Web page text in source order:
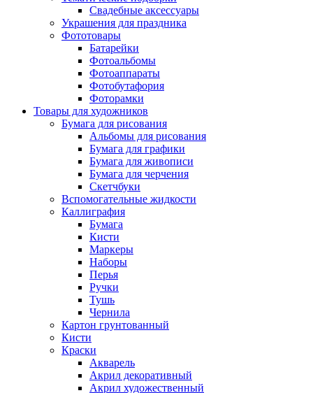
Свадебные аксессуары
Украшения для праздника
Фототовары
Батарейки
Фотоальбомы
Фотоаппараты
Фотобутафория
Фоторамки
Товары для художников
Бумага для рисования
Альбомы для рисования
Бумага для графики
Бумага для живописи
Бумага для черчения
Скетчбуки
Вспомогательные жидкости
Каллиграфия
Бумага
Кисти
Маркеры
Наборы
Перья
Ручки
Тушь
Чернила
Картон грунтованный
Кисти
Краски
Акварель
Акрил декоративный
Акрил художественный